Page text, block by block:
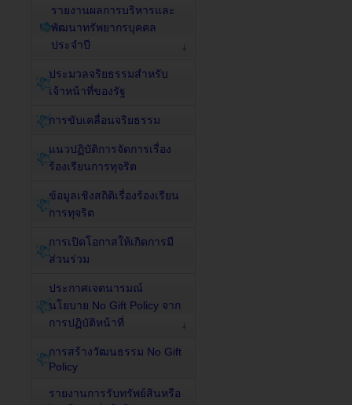
รายงานผลการบริหารและ
พัฒนาทรัพยากรบุคคล
ประจำปี
ประมวลจริยธรรมสำหรับ
เจ้าหน้าที่ของรัฐ
การขับเคลื่อนจริยธรรม
แนวปฏิบัติการจัดการเรื่อง
ร้องเรียนการทุจริต
ข้อมูลเชิงสถิติเรื่องร้องเรียน
การทุจริต
การเปิดโอกาสให้เกิดการมี
ส่วนร่วม
ประกาศเจตนารมณ์
นโยบาย No Gift Policy จาก
การปฏิบัติหน้าที่
การสร้างวัฒนธรรม No Gift
Policy
รายงานการรับทรัพย์สินหรือ